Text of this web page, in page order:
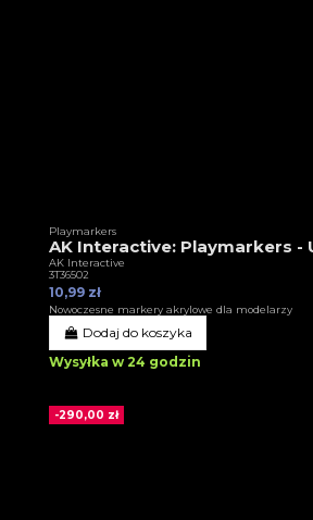
Playmarkers
AK Interactive: Playmarkers -
AK Interactive
3T36502
10,99 zł
Nowoczesne markery akrylowe dla modelarzy
Dodaj do koszyka
Wysyłka w 24 godzin
-290,00 zł